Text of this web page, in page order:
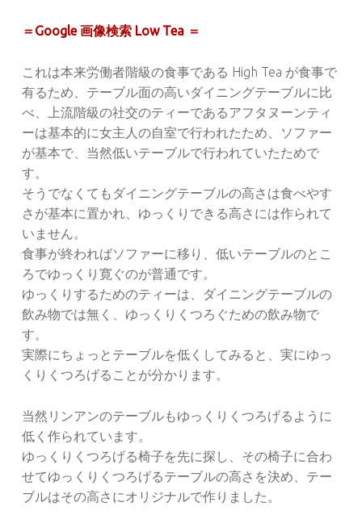
＝Google 画像検索 Low Tea ＝
これは本来労働者階級の食事である High Tea が食事で
有るため、テーブル面の高いダイニングテーブルに比
べ、上流階級の社交のティーであるアフタヌーンティ
ーは基本的に女主人の自室で行われたため、ソファー
が基本で、当然低いテーブルで行われていたためで
す。
そうでなくてもダイニングテーブルの高さは食べやす
さが基本に置かれ、ゆっくりできる高さには作られて
いません。
食事が終わればソファーに移り、低いテーブルのとこ
ろでゆっくり寛ぐのが普通です。
ゆっくりするためのティーは、ダイニングテーブルの
飲み物では無く、ゆっくりくつろぐための飲み物で
す。
実際にちょっとテーブルを低くしてみると、実にゆっ
くりくつろげることが分かります。
当然リンアンのテーブルもゆっくりくつろげるように
低く作られています。
ゆっくりくつろげる椅子を先に探し、その椅子に合わ
せてゆっくりくつろげるテーブルの高さを決め、テー
ブルはその高さにオリジナルで作りました。